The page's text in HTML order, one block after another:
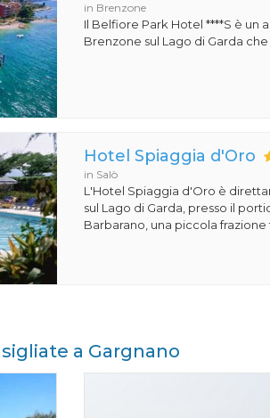
in Brenzone
Il Belfiore Park Hotel ****S è un
Brenzone sul Lago di Garda che
Hotel Spiaggia d'Oro
in Salò
L'Hotel Spiaggia d'Oro è
sul Lago di Garda, presso il
Barbarano, una piccola frazione
a Gargnano